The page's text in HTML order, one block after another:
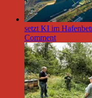
setzt KI im
Comment